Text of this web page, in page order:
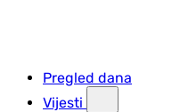
Pregled dana
Vijesti